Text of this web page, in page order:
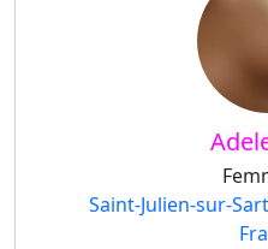
Saint-Julien-sur-